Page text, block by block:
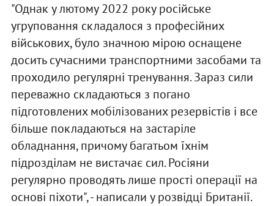
"Однак у лютому 2022 року російське
угруповання складалося з професійних
військових, було значною мірою оснащене
досить сучасними транспортними засобами та
проходило регулярні тренування. Зараз сили
переважно складаються з погано
підготовлених мобілізованих резервістів і все
більше покладаються на застаріле
обладнання, причому багатьом їхнім
підрозділам не вистачає сил. Росіяни
регулярно проводять лише прості операції на
основі піхоти", - написали у розвідці Британії.